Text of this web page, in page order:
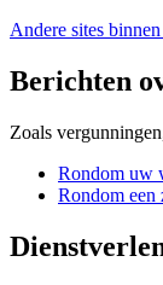
Andere sites binnen
Berichten
Zoals
Rondom uw
Rondom een